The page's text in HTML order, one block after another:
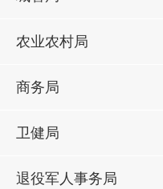
农业农村局
商务局
卫健局
退役军人事务局